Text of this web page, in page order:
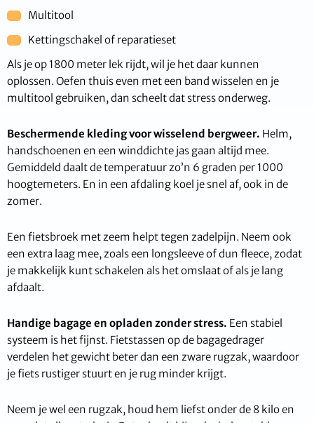
Multitool
Kettingschakel of reparatieset
Als je op 1800 meter lek rijdt, wil je het daar kunnen
oplossen. Oefen thuis even met een band wisselen en je
multitool gebruiken, dan scheelt dat stress onderweg.
Beschermende kleding voor wisselend bergweer. Helm,
handschoenen en een winddichte jas gaan altijd mee.
Gemiddeld daalt de temperatuur zo’n 6 graden per 1000
hoogtemeters. En in een afdaling koel je snel af, ook in de
zomer.
Een fietsbroek met zeem helpt tegen zadelpijn. Neem ook
een extra laag mee, zoals een longsleeve of dun fleece, zodat
je makkelijk kunt schakelen als het omslaat of als je lang
afdaalt.
Handige bagage en opladen zonder stress. Een stabiel
systeem is het fijnst. Fietstassen op de bagagedrager
verdelen het gewicht beter dan een zware rugzak, waardoor
je fiets rustiger stuurt en je rug minder krijgt.
Neem je wel een rugzak, houd hem liefst onder de 8 kilo en